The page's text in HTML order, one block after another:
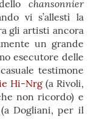
chansonnier
vi s’allestì la
gli artisti ancora
un grande
esecutore delle
testimone
Hi-Nrg(a Rivoli,
non ricordo) e
(a Dogliani, per il